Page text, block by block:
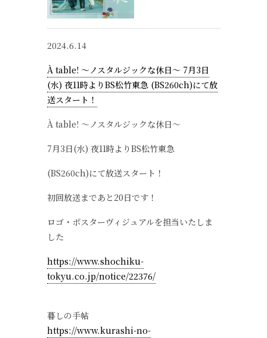
2024.6.14
À table! ～ノスタルジックな休日～ 7月3日
(水) 夜11時よりBS松竹東急 (BS260ch)にて放
送スタート！
À table! ～ノスタルジックな休日～
7月3日(水) 夜11時よりBS松竹東急
(BS260ch)にて放送スタート！
初回放送まであと20日です！
ロゴ・ポスターヴィジュアルを担当いたしま
した
https://www.shochiku-
tokyu.co.jp/notice/22376/
暮しの手帖
https://www.kurashi-no-